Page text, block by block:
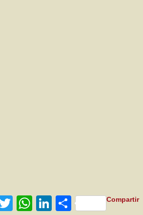
Twitter WhatsAppLinkedIn Compartir